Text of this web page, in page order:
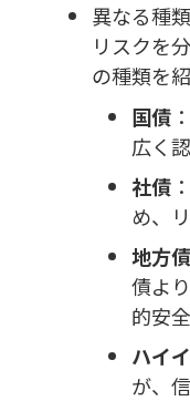
異なる種
リスクを
の種類を
国債
広く
社債
め、
地方債
債よ
的安
ハイ
が、